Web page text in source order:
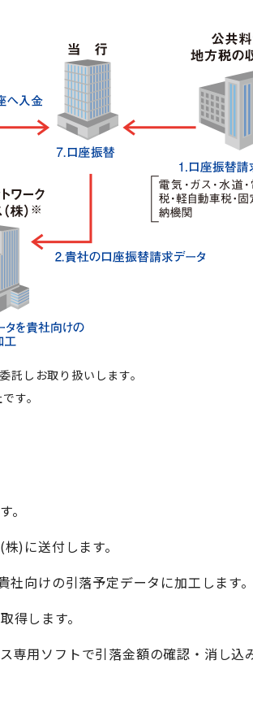
しお取り扱いします。
す。
。
)に送付します。
向けの引落予定データに加工します。
得します。
用ソフトで引落金額の確認・消し込